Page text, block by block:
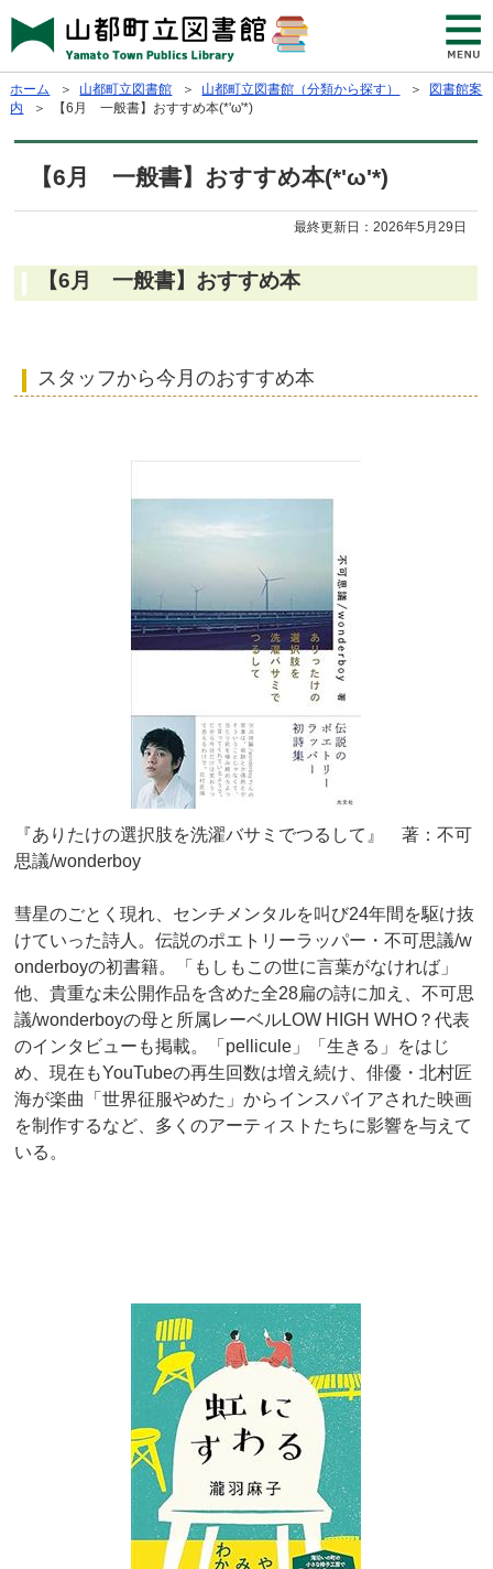
ホーム ＞ 山都町立図書館 ＞ 山都町立図書館（分類から探す） ＞
図書館案
内
＞ 【6月 一般書】おすすめ本(*'ω'*)
【6月 一般書】おすすめ本(*'ω'*)
最終更新日：2026年5月29日
【6月 一般書】おすすめ本
スタッフから今月のおすすめ本
『ありたけの選択肢を洗濯バサミでつるして』 著：不可
思議/wonderboy
彗星のごとく現れ、センチメンタルを叫び24年間を駆け抜
けていった詩人。伝説のポエトリーラッパー・不可思議/w
onderboyの初書籍。「もしもこの世に言葉がなければ」
他、貴重な未公開作品を含めた全28扁の詩に加え、不可思
議/wonderboyの母と所属レーベルLOW HIGH WHO？代表
のインタビューも掲載。「pellicule」「生きる」をはじ
め、現在もYouTubeの再生回数は増え続け、俳優・北村匠
海が楽曲「世界征服やめた」からインスパイアされた映画
を制作するなど、多くのアーティストたちに影響を与えて
いる。